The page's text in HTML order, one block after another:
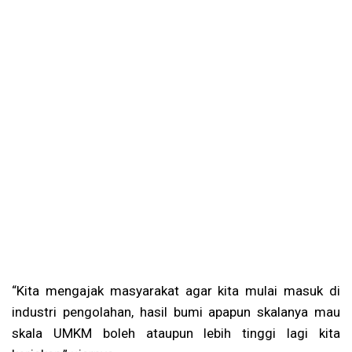
“Kita mengajak masyarakat agar kita mulai masuk di
industri pengolahan, hasil bumi apapun skalanya mau
skala UMKM boleh ataupun lebih tinggi lagi kita